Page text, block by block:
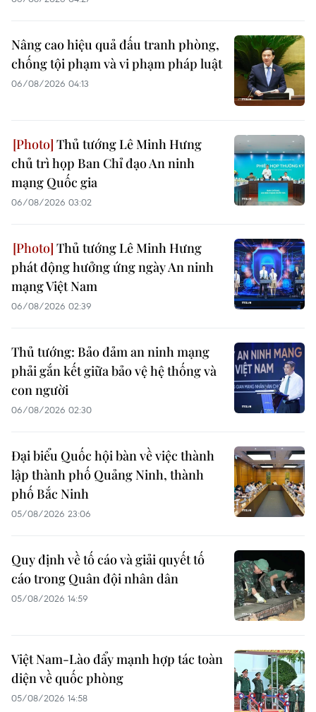
Nâng cao hiệu quả đấu tranh phòng,
chống tội phạm và vi phạm pháp luật
06/08/2026 04:13
Thủ tướng Lê Minh Hưng
chủ trì họp Ban Chỉ đạo An ninh
mạng Quốc gia
06/08/2026 03:02
Thủ tướng Lê Minh Hưng
phát động hưởng ứng ngày An ninh
mạng Việt Nam
06/08/2026 02:39
Thủ tướng: Bảo đảm an ninh mạng
phải gắn kết giữa bảo vệ hệ thống và
con người
06/08/2026 02:30
Đại biểu Quốc hội bàn về việc thành
lập thành phố Quảng Ninh, thành
phố Bắc Ninh
05/08/2026 23:06
Quy định về tố cáo và giải quyết tố
cáo trong Quân đội nhân dân
05/08/2026 14:59
Việt Nam-Lào đẩy mạnh hợp tác toàn
diện về quốc phòng
05/08/2026 14:58